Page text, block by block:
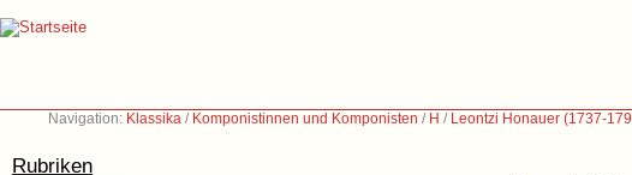
Navigation: Klassika / Komponistinnen und Komponisten / H / Leontzi Honauer (1737-
Rubriken